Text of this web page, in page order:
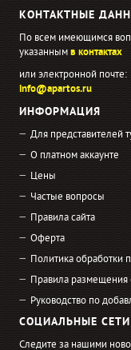
КОНТАКТНЫЕ
По всем имеющимся
указаннымв контактах
или электронной почте:
info@apartos.ru
ИНФОРМАЦИЯ
Для представителей
О платном аккаунте
Цены
Частые вопросы
Правила сайта
Оферта
Политика обработки
Правила размещения
Руководство по
СОЦИАЛЬНЫЕ СЕТИ
Следите за нашими